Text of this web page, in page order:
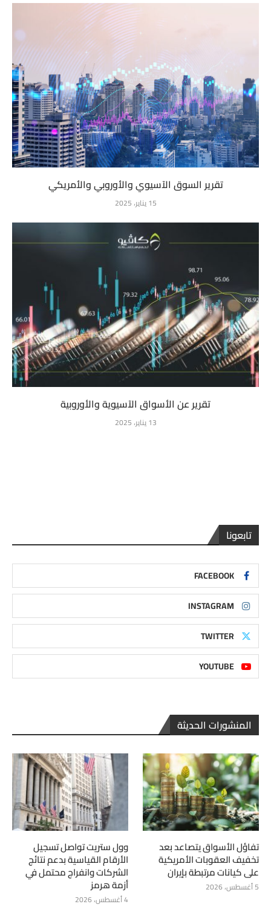
تقرير السوق الآسيوي والأوروبي والأمريكي
15 يناير، 2025
تقرير عن الأسواق الآسيوية والأوروبية
13 يناير، 2025
تابعونا
FACEBOOK
INSTAGRAM
TWITTER
YOUTUBE
المنشورات الحديثة
تفاؤل الأسواق يتصاعد بعد
تخفيف العقوبات الأمريكية
على كيانات مرتبطة بإيران
5 أغسطس، 2026
وول ستريت تواصل تسجيل
الأرقام القياسية بدعم نتائج
الشركات وانفراج محتمل في
أزمة هرمز
4 أغسطس، 2026